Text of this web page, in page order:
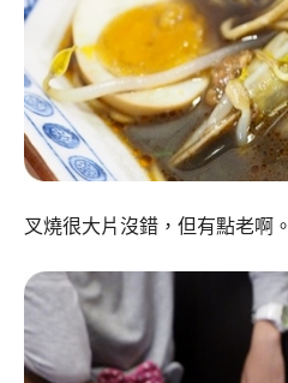
叉燒很大片沒錯，但有點老啊。